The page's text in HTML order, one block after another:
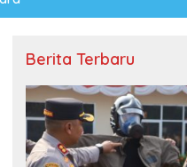
Berita Terbaru